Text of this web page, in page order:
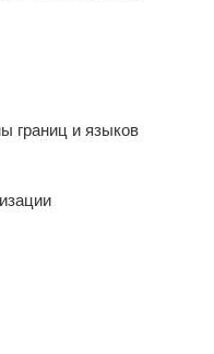
границ и языков